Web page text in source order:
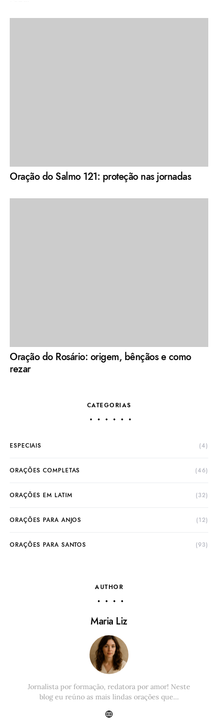
Oração do Salmo 121: proteção nas jornadas
Oração do Rosário: origem, bênçãos e como
rezar
CATEGORIAS
ESPECIAIS (4)
ORAÇÕES COMPLETAS (46)
ORAÇÕES EM LATIM (32)
ORAÇÕES PARA ANJOS (12)
ORAÇÕES PARA SANTOS (93)
AUTHOR
Maria Liz
Jornalista por formação, redatora por amor! Neste
blog eu reúno as mais lindas orações que…